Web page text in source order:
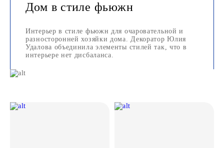
Дом в стиле фьюжн
Интерьер в стиле фьюжн для очаровательной и
разносторонней хозяйки дома. Декоратор Юлия
Удалова объединила элементы стилей так, что в
интерьере нет дисбаланса.